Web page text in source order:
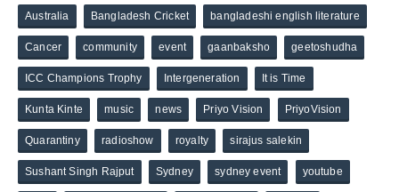
Australia Bangladesh Cricket bangladeshi english literature
Cancer community event gaanbaksho geetoshudha
ICC Champions Trophy Intergeneration It is Time
Kunta Kinte music news Priyo Vision PriyoVision
Quarantiny radioshow royalty sirajus salekin
Sushant Singh Rajput Sydney sydney event youtube